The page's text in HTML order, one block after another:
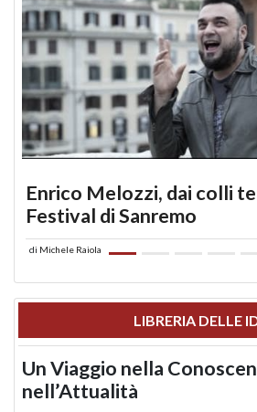
Enrico Melozzi, dai colli
Festival di Sanremo
di Michele Raiola
LIBRERIA DELLE
Un Viaggio nella
nell’Attualità